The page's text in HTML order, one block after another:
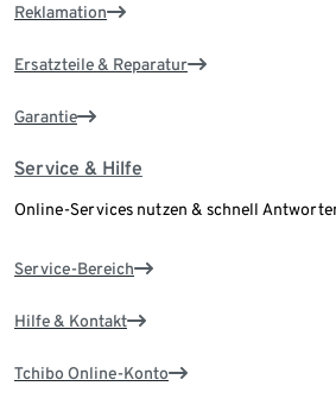
Reklamation
Ersatzteile & Reparatur
Garantie
Service & Hilfe
Online-Services nutzen & schnell
Service-Bereich
Hilfe & Kontakt
Tchibo Online-Konto